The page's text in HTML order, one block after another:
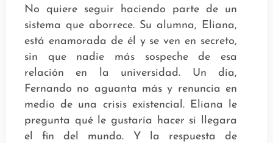
No quiere seguir haciendo parte de un
sistema que aborrece. Su alumna, Eliana,
está enamorada de él y se ven en secreto,
sin que nadie más sospeche de esa
relación en la universidad. Un día,
Fernando no aguanta más y renuncia en
medio de una crisis existencial. Eliana le
pregunta qué le gustaría hacer si llegara
el fin del mundo. Y la respuesta de